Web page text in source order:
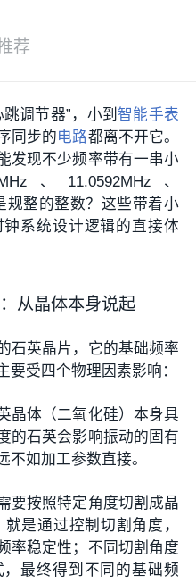
荐
跳调节器”，小到智能手表
同步的电路都离不开它。
发现不少频率带有一串小
、11.0592MHz、
规整的整数？这些带着小
系统设计逻辑的直接体
从晶体本身说起
石英晶片，它的基础频率
要受四个物理因素影响：
晶体（二氧化硅）本身具
的石英会影响振动的固有
不如加工参数直接。
要按照特定角度切割成晶
是通过控制切割角度，
率稳定性；不同切割角度
最终得到不同的基础频